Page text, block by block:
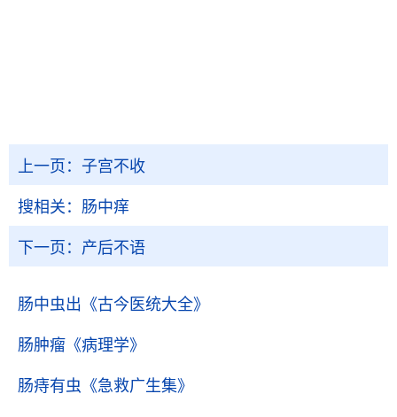
上一页： 子宫不收
搜相关： 肠中痒
下一页： 产后不语
肠中虫出 《古今医统大全》
肠肿瘤 《病理学》
肠痔有虫 《急救广生集》